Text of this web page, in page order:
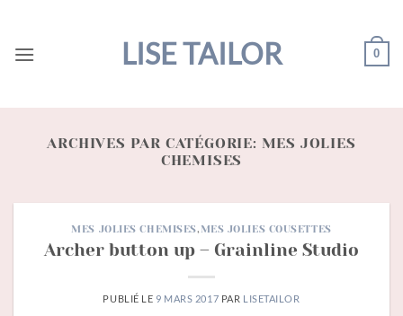
contenu
LISE TAILOR 0
ARCHIVES PAR CATÉGORIE: MES JOLIES
CHEMISES
MES JOLIES CHEMISES,MES JOLIES COUSETTES
Archer button up – Grainline Studio
PUBLIÉ LE 9 MARS 2017 PAR LISETAILOR